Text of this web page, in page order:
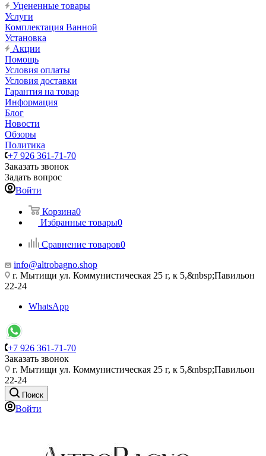
Уцененные товары
Услуги
Комплектация Ванной
Установка
Акции
Помощь
Условия оплаты
Условия доставки
Гарантия на товар
Информация
Блог
Новости
Обзоры
Политика
+7 926 361-71-70
Заказать звонок
Задать вопрос
Войти
Корзина0
Избранные товары0
Сравнение товаров0
info@altrobagno.shop
г. Мытищи ул. Коммунистическая 25 г, к 5,&nbsp;Павильон
22-24
WhatsApp
+7 926 361-71-70
Заказать звонок
г. Мытищи ул. Коммунистическая 25 г, к 5,&nbsp;Павильон
22-24
Поиск
Войти